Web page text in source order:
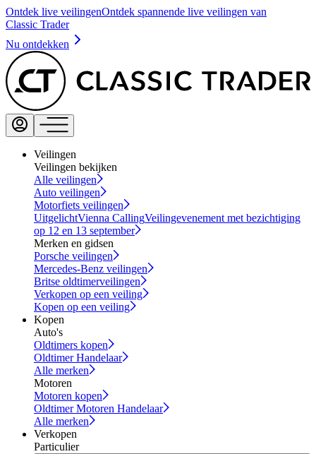
Ontdek live veilingenOntdek spannende live veilingen van
Classic Trader
Nu ontdekken
Veilingen
Veilingen bekijken
Alle veilingen
Auto veilingen
Motorfiets veilingen
UitgelichtVienna CallingVeilingevenement met bezichtiging
op 12 en 13 september
Merken en gidsen
Porsche veilingen
Mercedes-Benz veilingen
Britse oldtimerveilingen
Verkopen op een veiling
Kopen op een veiling
Kopen
Auto's
Oldtimers kopen
Oldtimer Handelaar
Alle merken
Motoren
Motoren kopen
Oldtimer Motoren Handelaar
Alle merken
Verkopen
Particulier